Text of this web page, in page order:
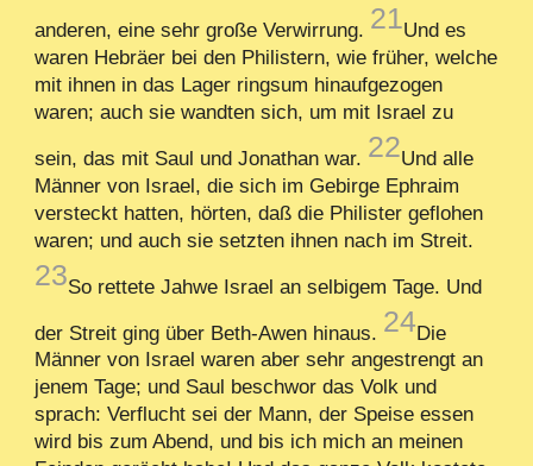
anderen, eine sehr große Verwirrung. 21Und es
waren Hebräer bei den Philistern, wie früher, welche
mit ihnen in das Lager ringsum hinaufgezogen
waren; auch sie wandten sich, um mit Israel zu
sein, das mit Saul und Jonathan war. 22Und alle
Männer von Israel, die sich im Gebirge Ephraim
versteckt hatten, hörten, daß die Philister geflohen
waren; und auch sie setzten ihnen nach im Streit.
23So rettete Jahwe Israel an selbigem Tage. Und
der Streit ging über Beth-Awen hinaus. 24Die
Männer von Israel waren aber sehr angestrengt an
jenem Tage; und Saul beschwor das Volk und
sprach: Verflucht sei der Mann, der Speise essen
wird bis zum Abend, und bis ich mich an meinen